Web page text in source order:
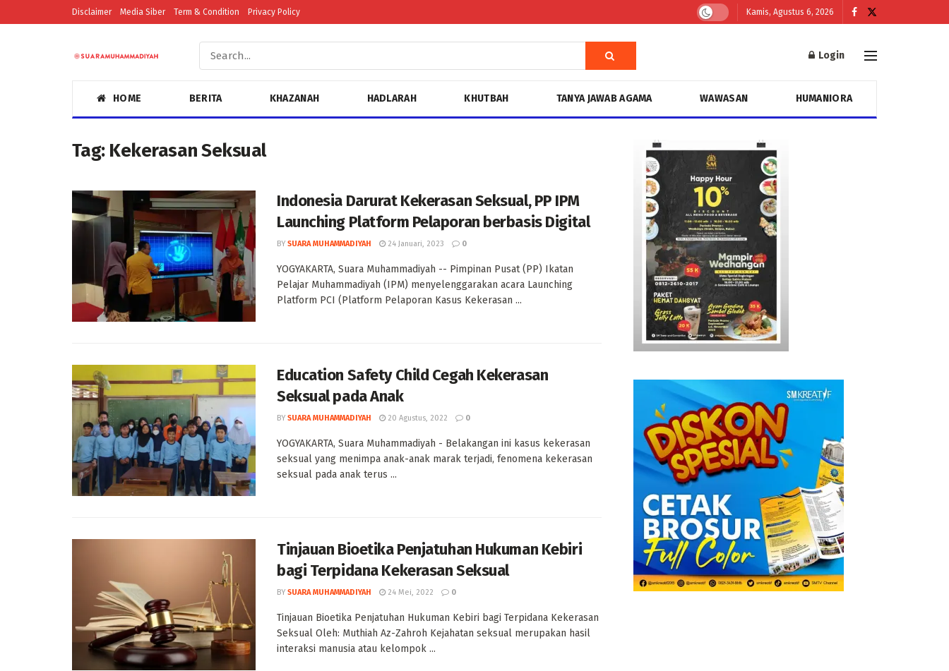
Disclaimer Media Siber Term & Condition Privacy Policy Kamis, Agustus 6, 2026
Login
HOME BERITA KHAZANAH HADLARAH KHUTBAH TANYA JAWAB AGAMA WAWASAN HUMANIORA
Tag: Kekerasan Seksual
Indonesia Darurat Kekerasan Seksual, PP IPM
Launching Platform Pelaporan berbasis Digital
BY SUARA MUHAMMADIYAH 24 Januari, 2023 0
YOGYAKARTA, Suara Muhammadiyah -- Pimpinan Pusat (PP) Ikatan
Pelajar Muhammadiyah (IPM) menyelenggarakan acara Launching
Platform PCI (Platform Pelaporan Kasus Kekerasan ...
Education Safety Child Cegah Kekerasan
Seksual pada Anak
BY SUARA MUHAMMADIYAH 20 Agustus, 2022 0
YOGYAKARTA, Suara Muhammadiyah - Belakangan ini kasus kekerasan
seksual yang menimpa anak-anak marak terjadi, fenomena kekerasan
seksual pada anak terus ...
Tinjauan Bioetika Penjatuhan Hukuman Kebiri
bagi Terpidana Kekerasan Seksual
BY SUARA MUHAMMADIYAH 24 Mei, 2022 0
Tinjauan Bioetika Penjatuhan Hukuman Kebiri bagi Terpidana Kekerasan
Seksual Oleh: Muthiah Az-Zahroh Kejahatan seksual merupakan hasil
interaksi manusia atau kelompok ...